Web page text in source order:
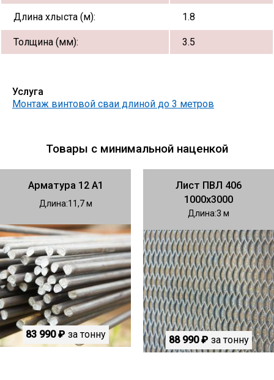
Длина хлыста (м): 1.8
Толщина (мм): 3.5
Услуга
Монтаж винтовой сваи длиной до 3 метров
Товары с минимальной наценкой
Арматура 12 А1
Длина 11,7
83 990 ₽ за тонну
Лист ПВЛ 406
1000х3000
Длина 3
88 990 ₽ за тонну